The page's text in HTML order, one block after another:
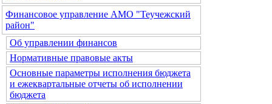
Финансовое управление АМО "Теучежский
район"
Об управлении финансов
Нормативные правовые акты
Основные параметры исполнения бюджета
и ежеквартальные отчеты об исполнении
бюджета